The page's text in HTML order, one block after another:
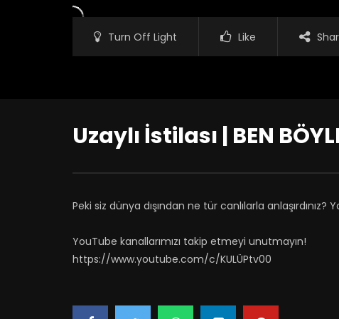
Turn Off Light Like
Uzaylı İstilası | BEN
Peki siz dünya dışından ne tür canlılarla anlaşırdınız?
YouTube kanallarımızı takip etmeyi unutmayın!
https://www.youtube.com/c/KULÜPtv00